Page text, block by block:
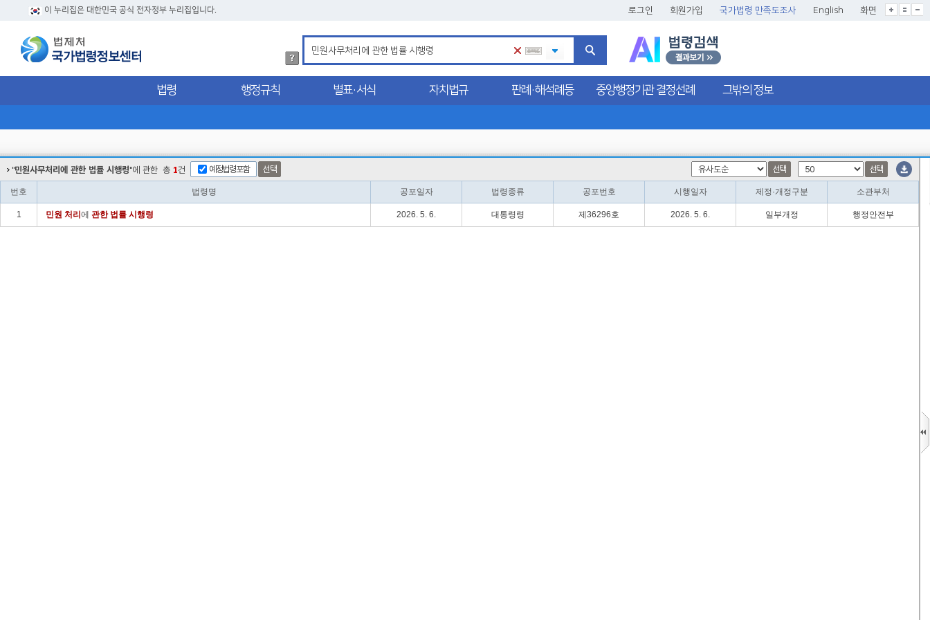
이 누리집은 대한민국 공식 전자정부 누리집입니다. 로그인 회원가입 국가법령 만족도조사 English 화면
글씨크기확대
글씨크기확대초기화
글씨크기축소
법
령
검
법령 행정규칙 별표·서식 자치법규 판례·해석례등 중앙행정기관 결정선례 그밖의 정보
"민원사무처리에 관한 법률 시행령"에 관한 총 1건 예정법령포함 선택 선택 선택
번호 법령명 공포일자 법령종류 공포번호 시행일자 제정·개정구분 소관부처
1 민원 처리 에 관한 법률 시행령 2026. 5. 6. 대통령령 제36296호 2026. 5. 6. 일부개정 행정안전부